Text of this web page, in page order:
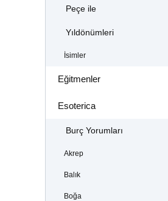
Peçe ile
Yıldönümleri
İsimler
Eğitmenler
Esoterica
Burç Yorumları
Akrep
Balık
Boğa